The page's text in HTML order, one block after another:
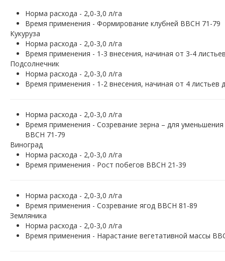
Норма расхода - 2,0-3,0 л/га
Время применения - Формирование клубней ВВСН 71-79
Кукуруза
Норма расхода - 2,0-3,0 л/га
Время применения - 1-3 внесения, начиная от 3-4
Подсолнечник
Норма расхода - 2,0-3,0 л/га
Время применения - 1-2 внесения, начиная от 4
Норма расхода - 2,0-3,0 л/га
Время применения - Созревание зерна – для
ВВСН 71-79
Виноград
Норма расхода - 2,0-3,0 л/га
Время применения - Рост побегов ВВСН 21-39
Норма расхода - 2,0-3,0 л/га
Время применения - Созревание ягод ВВСН 81-89
Земляника
Норма расхода - 2,0-3,0 л/га
Время применения - Нарастание вегетативной массы